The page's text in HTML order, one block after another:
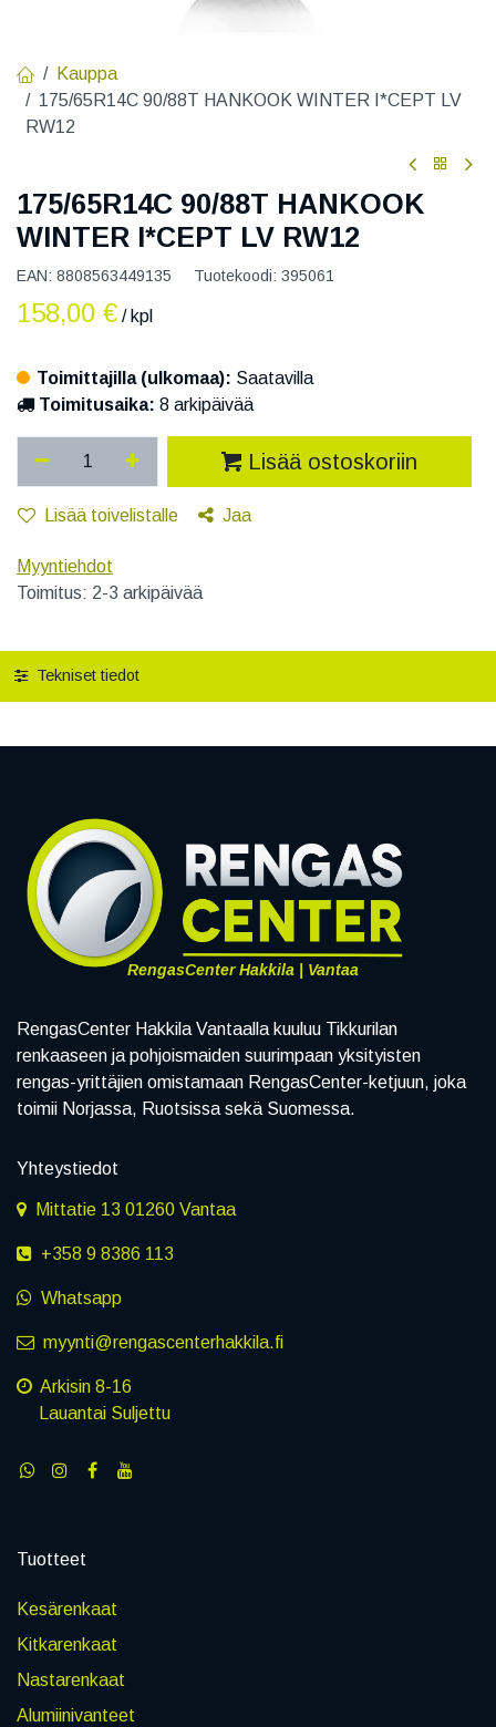
Kauppa
175/65R14C 90/88T HANKOOK WINTER I*CEPT LV
RW12
175/65R14C 90/88T HANKOOK
WINTER I*CEPT LV RW12
EAN: 8808563449135 Tuotekoodi: 395061
158,00 € / kpl
Toimittajilla (ulkomaa): Saatavilla
Toimitusaika: 8 arkipäivää
Lisää ostoskoriin
Lisää toivelistalle Jaa
Myyntiehdot
Toimitus: 2-3 arkipäivää
Tekniset tiedot
RengasCenter Hakkila | Vantaa
RengasCenter Hakkila Vantaalla kuuluu Tikkurilan
renkaaseen ja pohjoismaiden suurimpaan yksityisten
rengas-yrittäjien omistamaan RengasCenter-ketjuun, joka
toimii Norjassa, Ruotsissa sekä Suomessa.
Yhteystiedot
Mittatie 13 01260 Vantaa
+358 9 8386 113
Whatsapp
myynti@rengascenterhakkila.fi
Arkisin 8-16
Lauantai Suljettu
Tuotteet
Kesärenkaat
Kitkarenkaat
Nastarenkaat
Alumiinivanteet